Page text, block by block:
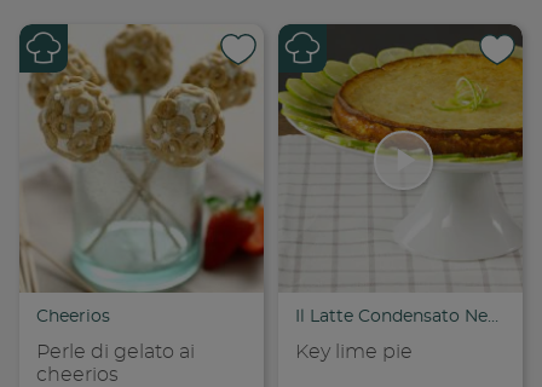
Condividi su
Copia link
Cheerios
Perle di gelato ai
cheerios
Il Latte Condensato Nestlé
Key lime pie